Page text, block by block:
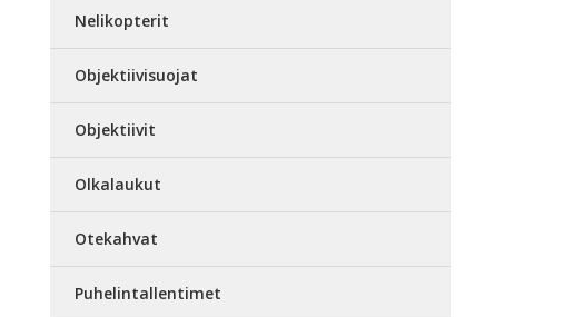
Nelikopterit
Objektiivisuojat
Objektiivit
Olkalaukut
Otekahvat
Puhelintallentimet